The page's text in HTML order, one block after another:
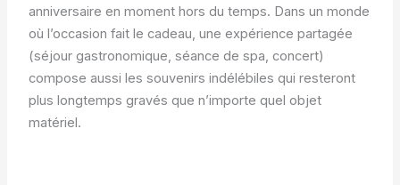
anniversaire en moment hors du temps. Dans un monde
où l’occasion fait le cadeau, une expérience partagée
(séjour gastronomique, séance de spa, concert)
compose aussi les souvenirs indélébiles qui resteront
plus longtemps gravés que n’importe quel objet
matériel.